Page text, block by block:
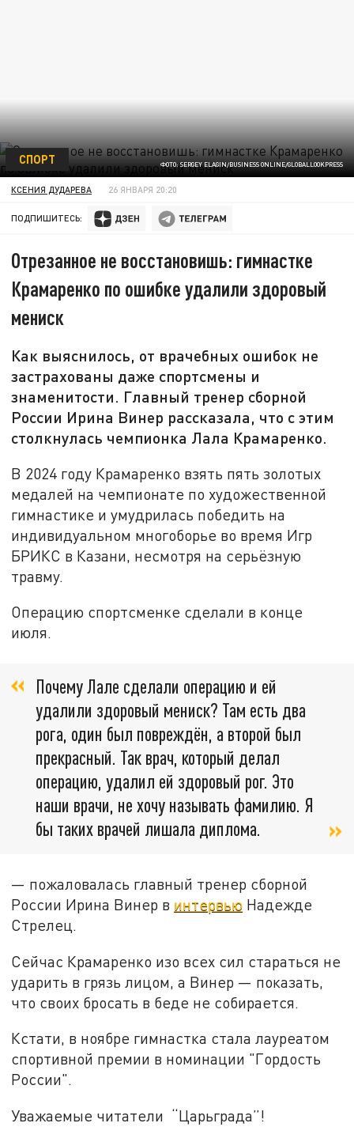
ФОТО: SERGEY ELAGIN/BUSINESS ONLINE/GLOBALLOOKPRESS
СПОРТ
КСЕНИЯ ДУДАРЕВА 26 ЯНВАРЯ 20:20
ПОДПИШИТЕСЬ:
Отрезанное не восстановишь: гимнастке
Крамаренко по ошибке удалили здоровый
мениск
Как выяснилось, от врачебных ошибок не
застрахованы даже спортсмены и
знаменитости. Главный тренер сборной
России Ирина Винер рассказала, что с этим
столкнулась чемпионка Лала Крамаренко.
В 2024 году Крамаренко взять пять золотых
медалей на чемпионате по художественной
гимнастике и умудрилась победить на
индивидуальном многоборье во время Игр
БРИКС в Казани, несмотря на серьёзную
травму.
Операцию спортсменке сделали в конце
июля.
Почему Лале сделали операцию и ей
удалили здоровый мениск? Там есть два
рога, один был повреждён, а второй был
прекрасный. Так врач, который делал
операцию, удалил ей здоровый рог. Это
наши врачи, не хочу называть фамилию. Я
бы таких врачей лишала диплома.
— пожаловалась главный тренер сборной
России Ирина Винер в интервью Надежде
Стрелец.
Сейчас Крамаренко изо всех сил стараться не
ударить в грязь лицом, а Винер — показать,
что своих бросать в беде не собирается.
Кстати, в ноябре гимнастка стала лауреатом
спортивной премии в номинации "Гордость
России".
Уважаемые читатели “Царьграда”!